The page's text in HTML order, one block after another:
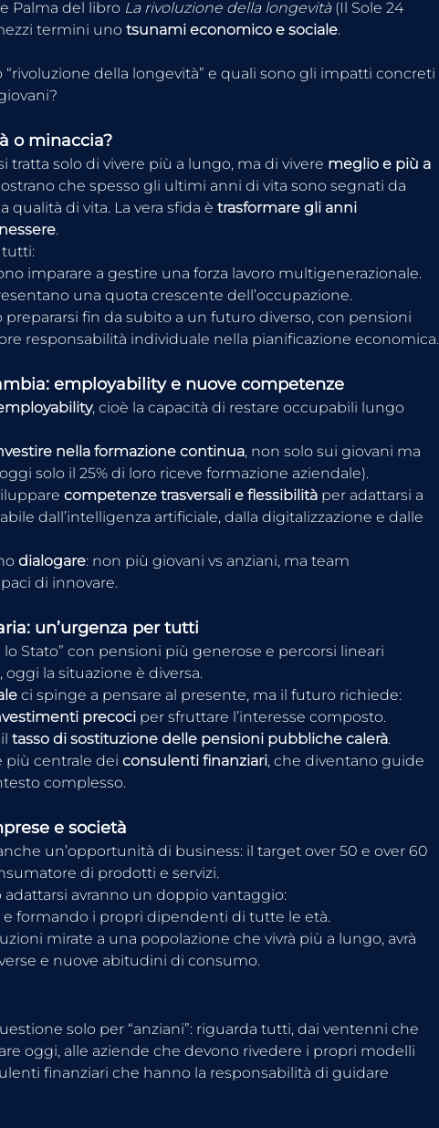
Palma del libro La rivoluzione della longevità (Il Sole 24
termini uno tsunami economico e sociale.
“rivoluzione della longevità” e quali sono gli impatti concreti
o minaccia?
tratta solo di vivere più a lungo, ma di vivere meglio e più a
che spesso gli ultimi anni di vita sono segnati da
qualità di vita. La vera sfida è trasformare gli anni
.
tutti:
imparare a gestire una forza lavoro multigenerazionale.
una quota crescente dell’occupazione.
prepararsi fin da subito a un futuro diverso, con pensioni
responsabilità individuale nella pianificazione economica.
employability e nuove competenze
, cioè la capacità di restare occupabili lungo
nella formazione continua, non solo sui giovani ma
solo il 25% di loro riceve formazione aziendale).
competenze trasversali e flessibilità per adattarsi a
dall’intelligenza artificiale, dalla digitalizzazione e dalle
dialogare: non più giovani vs anziani, ma team
di innovare.
un’urgenza per tutti
lo Stato” con pensioni più generose e percorsi lineari
oggi la situazione è diversa.
ci spinge a pensare al presente, ma il futuro richiede:
precoci per sfruttare l’interesse composto.
tasso di sostituzione delle pensioni pubbliche calerà.
più centrale dei consulenti finanziari, che diventano guide
complesso.
e società
un’opportunità di business: il target over 50 e over 60
di prodotti e servizi.
adattarsi avranno un doppio vantaggio:
e formando i propri dipendenti di tutte le età.
mirate a una popolazione che vivrà più a lungo, avrà
e nuove abitudini di consumo.
solo per “anziani”: riguarda tutti, dai ventenni che
oggi, alle aziende che devono rivedere i propri modelli
finanziari che hanno la responsabilità di guidare